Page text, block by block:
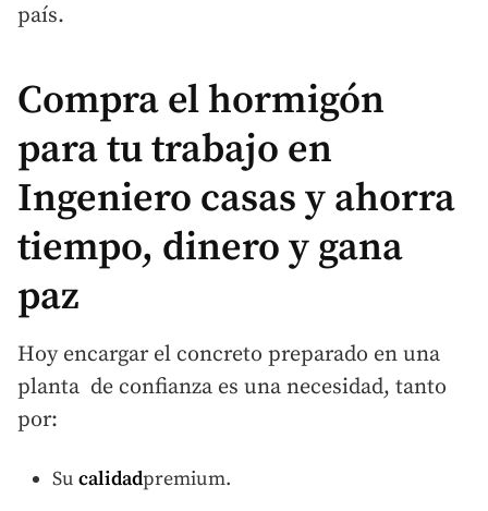
país.
Compra el hormigón
para tu trabajo en
Ingeniero casas y ahorra
tiempo, dinero y gana
paz
Hoy encargar el concreto preparado en una
planta de confianza es una necesidad, tanto
por:
Su calidadpremium.